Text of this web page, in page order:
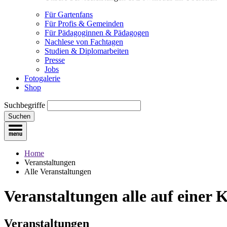
Für Gartenfans
Für Profis & Gemeinden
Für Pädagoginnen & Pädagogen
Nachlese von Fachtagen
Studien & Diplomarbeiten
Presse
Jobs
Fotogalerie
Shop
Suchbegriffe
Suchen
Home
Veranstaltungen
Alle Veranstaltungen
Veranstaltungen alle auf einer
Veranstaltungen